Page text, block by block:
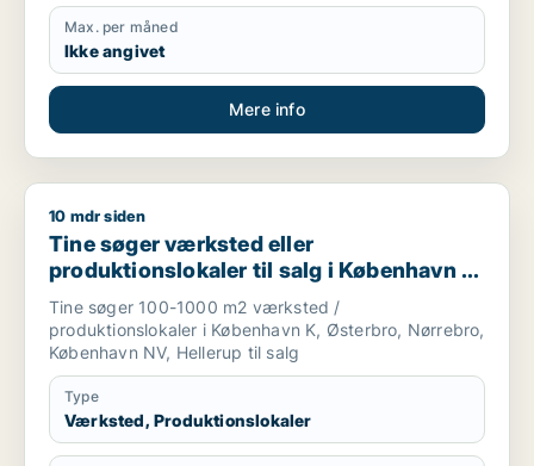
Max. per måned
Ikke angivet
Mere info
Tine søger værksted eller produktionslokaler til salg i
10 mdr siden
Tine søger værksted eller
produktionslokaler til salg i København K,
Østerbro eller Nørrebro m.fl.
Tine søger 100-1000 m2 værksted /
produktionslokaler i København K, Østerbro, Nørrebro,
København NV, Hellerup til salg
Type
Værksted, Produktionslokaler